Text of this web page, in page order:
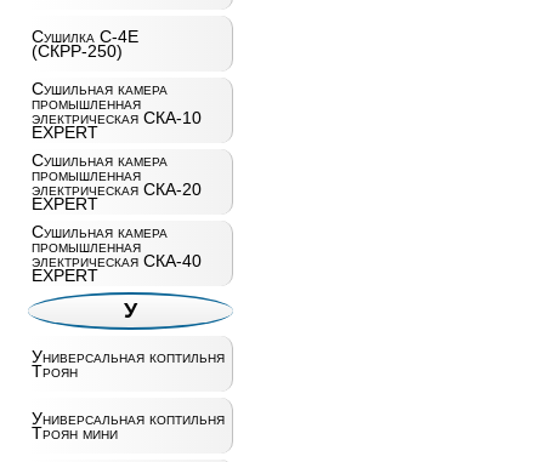
Сушилка С-4Е
(СКРР-250)
Сушильная камера
промышленная
электрическая СКА-10
EXPERT
Сушильная камера
промышленная
электрическая СКА-20
EXPERT
Сушильная камера
промышленная
электрическая СКА-40
EXPERT
У
Универсальная коптильня
Троян
Универсальная коптильня
Троян мини